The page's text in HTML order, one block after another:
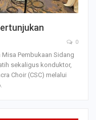
0
Pembukaan Sidang
sekaligus konduktor,
Choir (CSC) melalui